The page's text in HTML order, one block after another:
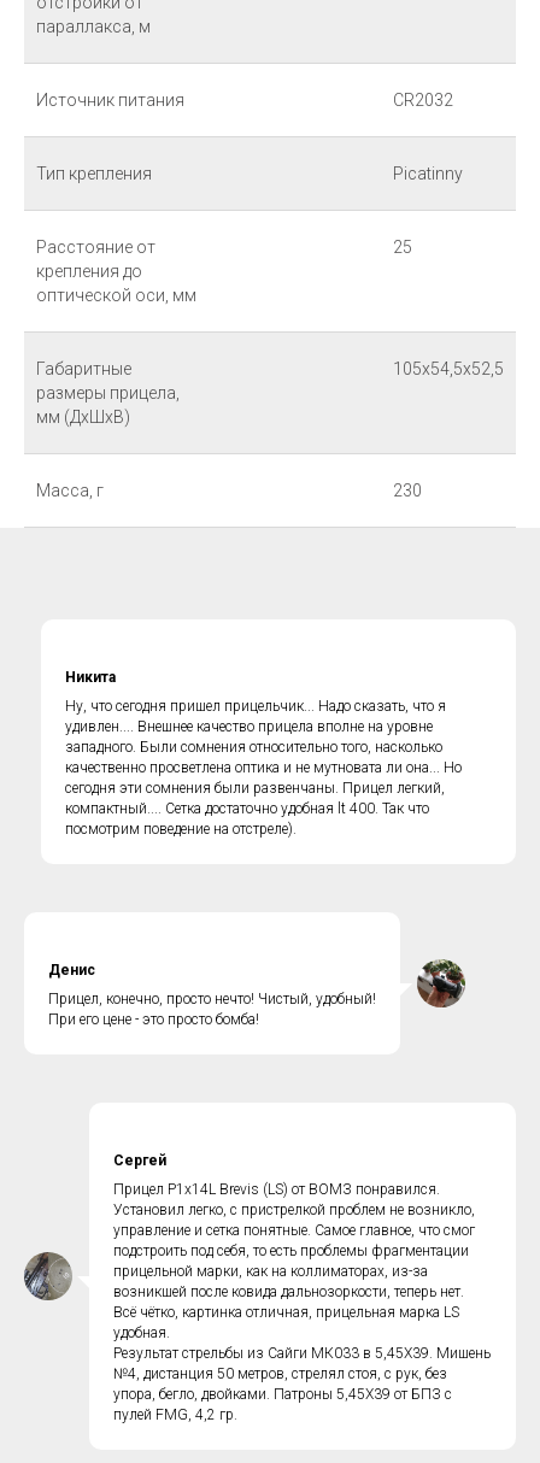
параллакса, м
Источник питания CR2032
Тип крепления Picatinny
Расстояние от
крепления до
оптической оси, мм
25
Габаритные
размеры прицела,
мм (ДхШхВ)
105х54,5х52,5
Масса, г 230
Никита
Ну, что сегодня пришел прицельчик... Надо сказать, что я
удивлен.... Внешнее качество прицела вполне на уровне
западного. Были сомнения относительно того, насколько
качественно просветлена оптика и не мутновата ли она... Но
сегодня эти сомнения были развенчаны. Прицел легкий,
компактный.... Сетка достаточно удобная lt 400. Так что
посмотрим поведение на отстреле).
Денис
Прицел, конечно, просто нечто! Чистый, удобный!
При его цене - это просто бомба!
Сергей
Прицел P1x14L Brevis (LS) от ВОМЗ понравился.
Установил легко, с пристрелкой проблем не возникло,
управление и сетка понятные. Самое главное, что смог
подстроить под себя, то есть проблемы фрагментации
прицельной марки, как на коллиматорах, из-за
возникшей после ковида дальнозоркости, теперь нет.
Всё чётко, картинка отличная, прицельная марка LS
удобная.
Результат стрельбы из Сайги МК033 в 5,45Х39. Мишень
№4, дистанция 50 метров, стрелял стоя, с рук, без
упора, бегло, двойками. Патроны 5,45Х39 от БПЗ с
пулей FMG, 4,2 гр.
ГОРЯЧАЯ ЛИНИЯ по